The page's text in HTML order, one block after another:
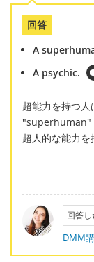
回答
A
A psychic.
超能力を持つ
"superhuman"
超人的な能力を
回答し
DMM